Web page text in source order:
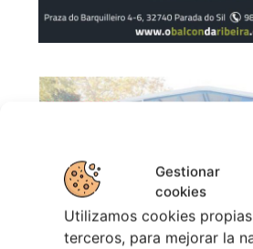
Gestionar
cookies
Utilizamos cookies
terceros, para mejorar la